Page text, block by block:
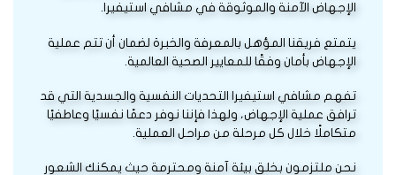
الإجهاض الآمنة والموثوقة في مشافي استيفيرا.
يتمتع فريقنا المؤهل بالمعرفة والخبرة لضمان أن تتم عملية
الإجهاض بأمان وفقًا للمعايير الصحية العالمية.
تفهم مشافي استيفيرا التحديات النفسية والجسدية التي قد
ترافق عملية الإجهاض، ولهذا فإننا نوفر دعمًا نفسيًا وعاطفيًا
متكاملًا خلال كل مرحلة من مراحل العملية.
نحن ملتزمون بخلق بيئة آمنة ومحترمة حيث يمكنك الشعور